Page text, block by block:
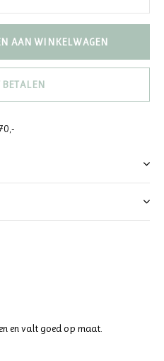
AAN WINKELWAGEN
BETALEN
en valt goed op maat.